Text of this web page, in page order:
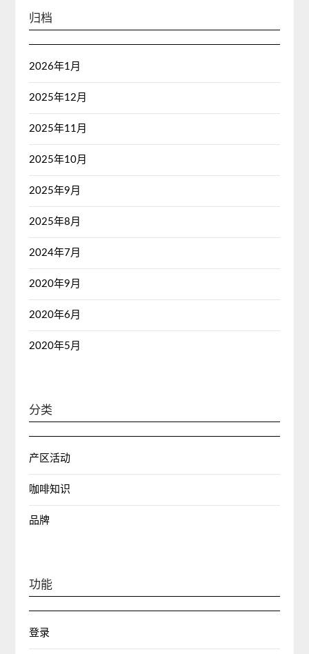
归档
2026年1月
2025年12月
2025年11月
2025年10月
2025年9月
2025年8月
2024年7月
2020年9月
2020年6月
2020年5月
分类
产区活动
咖啡知识
品牌
功能
登录